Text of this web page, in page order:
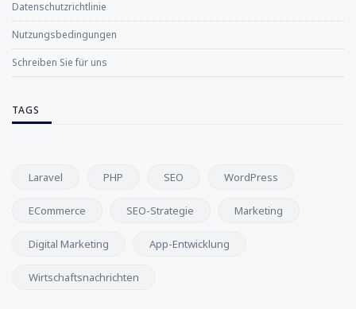
Datenschutzrichtlinie
Nutzungsbedingungen
Schreiben Sie für uns
TAGS
Laravel PHP SEO WordPress
ECommerce SEO-Strategie Marketing
Digital Marketing App-Entwicklung
Wirtschaftsnachrichten